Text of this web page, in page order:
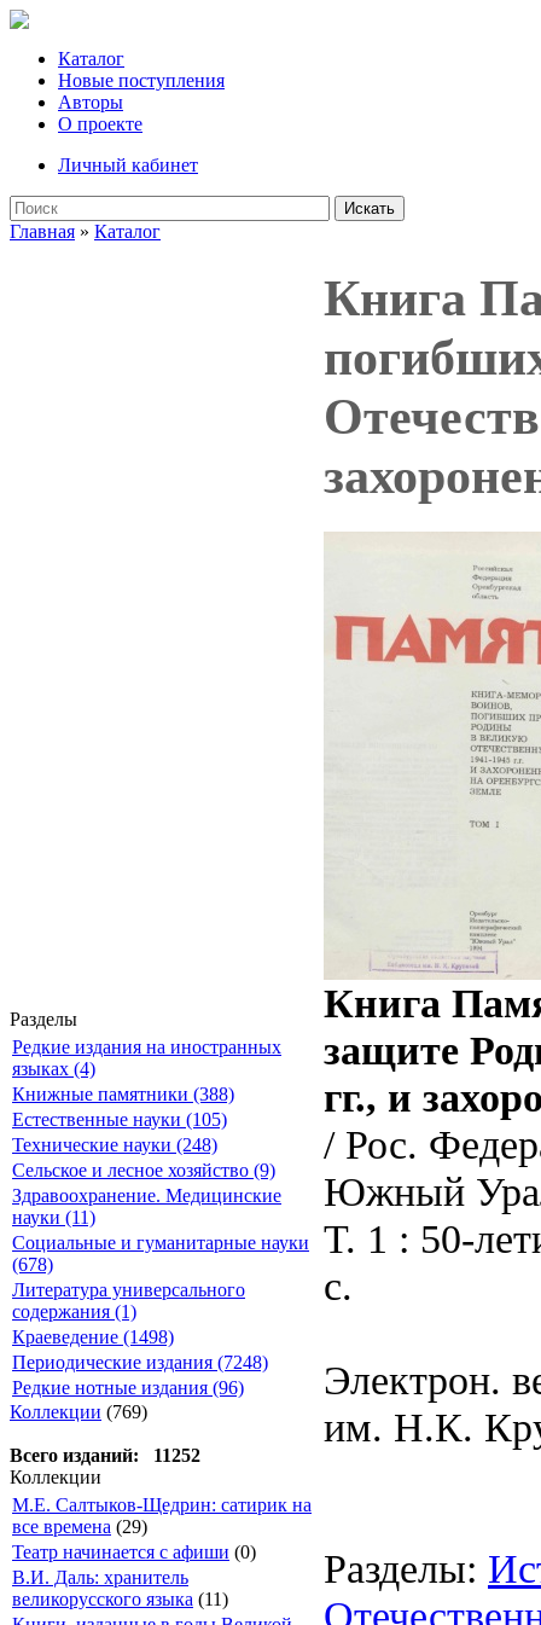
Каталог
Новые поступления
Авторы
О проекте
Личный кабинет
Искать
Главная » Каталог
Разделы
Редкие издания на иностранных
языках (4)
Книжные памятники (388)
Естественные науки (105)
Технические науки (248)
Сельское и лесное хозяйство (9)
Здравоохранение. Медицинские
науки (11)
Социальные и гуманитарные науки
(678)
Литература универсального
содержания (1)
Краеведение (1498)
Периодические издания (7248)
Редкие нотные издания (96)
Коллекции (769)
Всего изданий: 11252
Коллекции
М.Е. Салтыков-Щедрин: сатирик на
все времена (29)
Театр начинается с афиши (0)
В.И. Даль: хранитель
великорусского языка (11)
Книга
Книга
защите
гг., и
/ Рос.
Южный
Т. 1 : 50-
с.
Электрон.
им. Н.К.
Разделы: